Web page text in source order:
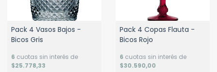
Pack 4 Vasos Bajos -
Bicos Gris
6 cuotas sin interés de
$25.778,33
Pack 4 Copas Flauta -
Bicos Rojo
6 cuotas sin interés de
$30.590,00